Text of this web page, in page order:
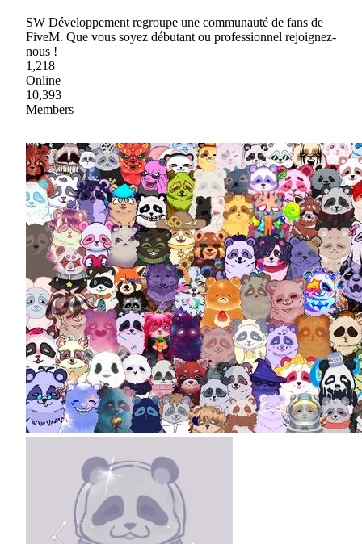
SW Développement regroupe une communauté de fans de
FiveM. Que vous soyez débutant ou professionnel rejoignez-
nous !
1,218
Online
10,393
Members